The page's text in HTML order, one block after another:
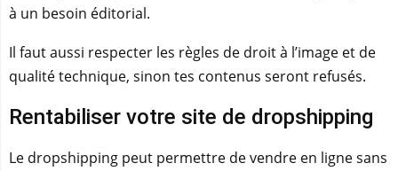
à un besoin éditorial.
Il faut aussi respecter les règles de droit à l’image et de
qualité technique, sinon tes contenus seront refusés.
Rentabiliser votre site de dropshipping
Le dropshipping peut permettre de vendre en ligne sans